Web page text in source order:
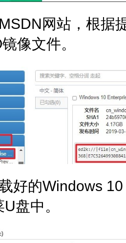
网站，根据
像文件。
好的Windows
盘中。